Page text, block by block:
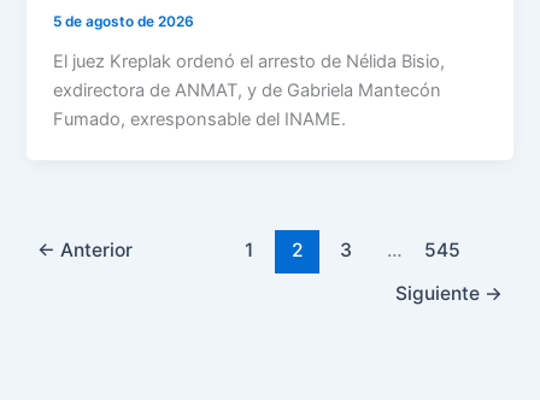
5 de agosto de 2026
El juez Kreplak ordenó el arresto de Nélida Bisio,
exdirectora de ANMAT, y de Gabriela Mantecón
Fumado, exresponsable del INAME.
← Anterior 1 2 3 …
545
Siguiente →